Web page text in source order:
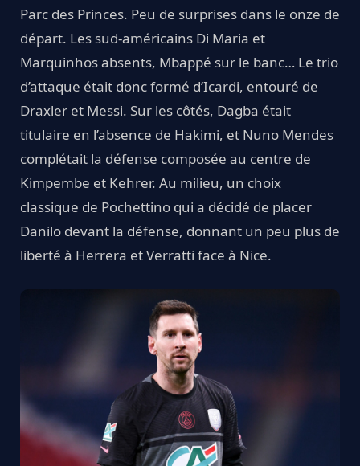
Parc des Princes. Peu de surprises dans le onze de
départ. Les sud-américains Di Maria et
Marquinhos absents, Mbappé sur le banc… Le trio
d’attaque était donc formé d’Icardi, entouré de
Draxler et Messi. Sur les côtés, Dagba était
titulaire en l’absence de Hakimi, et Nuno Mendes
complétait la défense composée au centre de
Kimpembe et Kehrer. Au milieu, un choix
classique de Pochettino qui a décidé de placer
Danilo devant la défense, donnant un peu plus de
liberté à Herrera et Verratti face à Nice.